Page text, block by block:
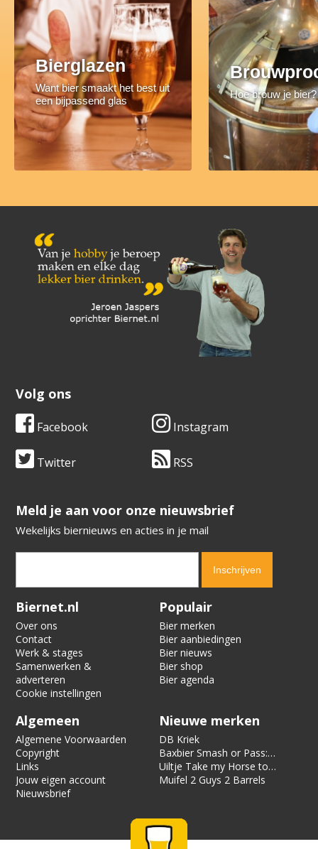
Bierglazen
Want bier smaakt het best uit
een bijpassend glas
Hoe brouw je bier?
Volg ons
Facebook Instagram
Twitter RSS
​​​​​​​Meld je aan voor onze nieuwsbrief
Wekelijks biernieuws en acties in je mail
Verification code:
Biernet.nl
Over ons
Contact
Werk & stages
Samenwerken &
adverteren
Cookie instellingen
Populair
Bier merken
Bier aanbiedingen
Bier nieuws
Bier shop
Bier agenda
Algemeen
Algemene Voorwaarden
Copyright
Links
Jouw eigen account
Nieuwsbrief
Nieuwe merken
DB Kriek
Baxbier Smash or Pass:
Strata
Uiltje Take my Horse to
the Hotel Room
Muifel 2 Guys 2 Barrels